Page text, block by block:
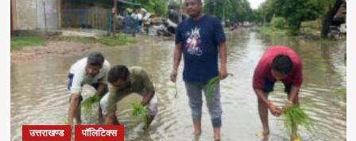
आयुक्त
का
किया
घेराव
उत्तराखण्ड पॉलिटिक्स